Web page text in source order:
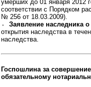
умерших до 01 января 2012
соответствии с Порядком
№ 256 от 18.03.2009).
⬫ Заявление наследника
открытия наследства в
наследства.
Госпошлина за
обязательному